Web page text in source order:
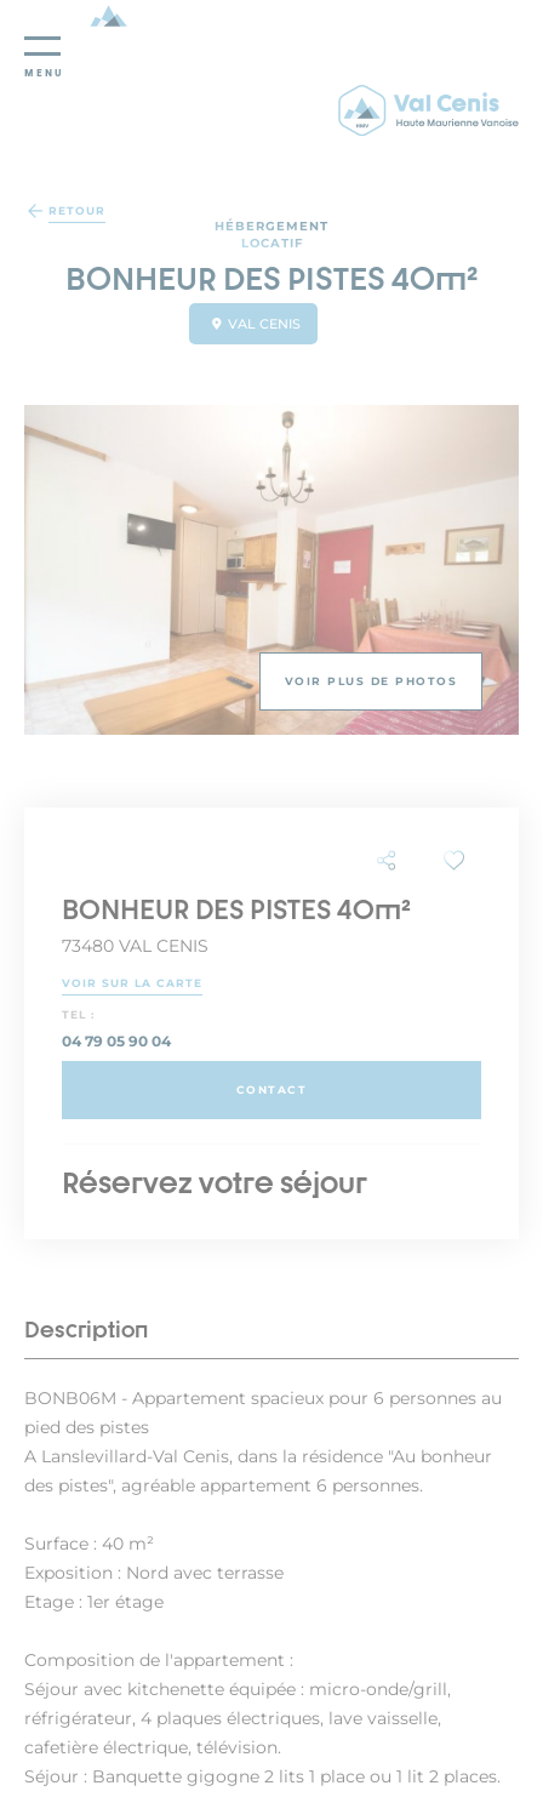
MENU
RETOUR
HÉBERGEMENT
LOCATIF
BONHEUR DES PISTES 40m²
VAL CENIS
VOIR PLUS DE PHOTOS
Description
BONB06M - Appartement spacieux pour 6 personnes au
pied des pistes
A Lanslevillard-Val Cenis, dans la résidence "Au bonheur
des pistes", agréable appartement 6 personnes.
Surface : 40 m²
Exposition : Nord avec terrasse
Etage : 1er étage
Composition de l'appartement :
Séjour avec kitchenette équipée : micro-onde/grill,
réfrigérateur, 4 plaques électriques, lave vaisselle,
cafetière électrique, télévision.
Séjour : Banquette gigogne 2 lits 1 place ou 1 lit 2 places.
BONHEUR DES PISTES 40m²
73480 VAL CENIS
VOIR SUR LA CARTE
TEL :
04 79 05 90 04
CONTACT
Réservez votre séjour